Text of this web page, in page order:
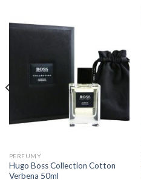
PERFUMY
Hugo Boss Collection Cotton
Verbena 50ml